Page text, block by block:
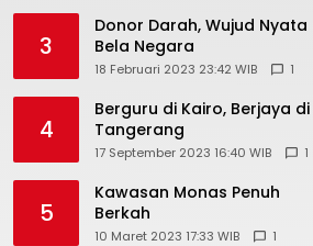
3
Donor Darah, Wujud Nyata
Bela Negara
18 Februari 2023 23:42 WIB 1
4
Berguru di Kairo, Berjaya di
Tangerang
17 September 2023 16:40 WIB 1
5
Kawasan Monas Penuh
Berkah
10 Maret 2023 17:33 WIB 1